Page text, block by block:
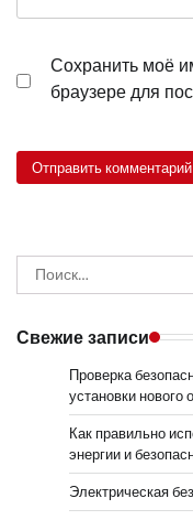
Сохранить моё
браузере для
Найти:
Свежие записи
Проверка
установки нового
Как правильно
энергии и
Электрическая